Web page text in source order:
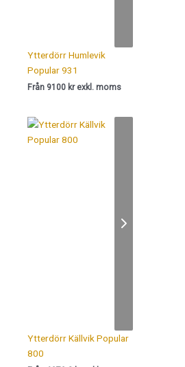
Ytterdörr Humlevik
Popular 931
Från 9100 kr exkl. moms
Ytterdörr Källvik Popular
800